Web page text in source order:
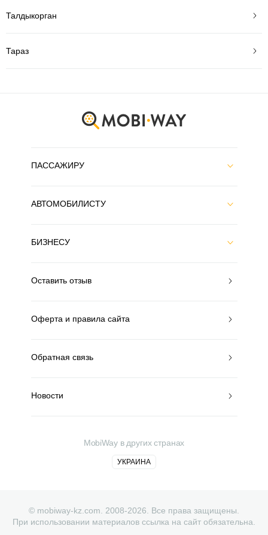
Талдыкорган
Тараз
ПАССАЖИРУ
АВТОМОБИЛИСТУ
БИЗНЕСУ
Оставить отзыв
Оферта и правила сайта
Обратная связь
Новости
MobiWay в других странах
УКРАИНА
© mobiway-kz.com. 2008-2026. Все права защищены.
При использовании материалов ссылка на сайт обязательна.